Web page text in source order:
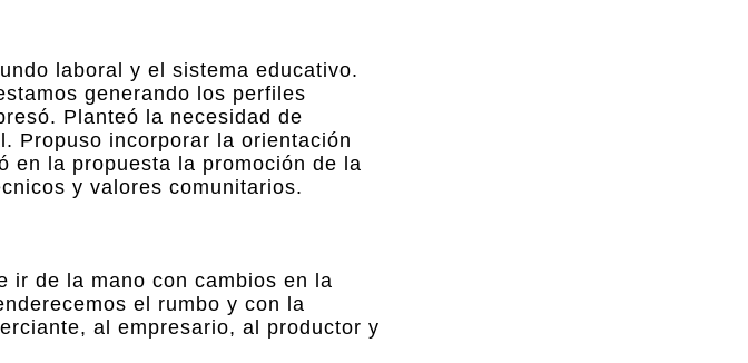
laboral y el sistema educativo.
generando los perfiles
Planteó la necesidad de
Propuso incorporar la orientación
en la propuesta la promoción de la
y valores comunitarios.
ir de la mano con cambios en la
el rumbo y con la
al empresario, al productor y